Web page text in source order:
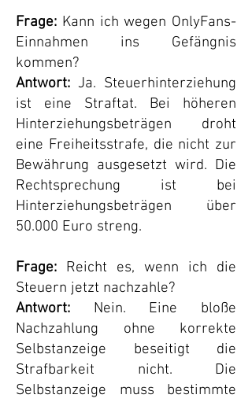
Frage: Kann ich wegen OnlyFans-
Einnahmen ins Gefängnis
kommen?
Antwort: Ja. Steuerhinterziehung
ist eine Straftat. Bei höheren
Hinterziehungsbeträgen droht
eine Freiheitsstrafe, die nicht zur
Bewährung ausgesetzt wird. Die
Rechtsprechung ist bei
Hinterziehungsbeträgen über
50.000 Euro streng.
Frage: Reicht es, wenn ich die
Steuern jetzt nachzahle?
Antwort: Nein. Eine bloße
Nachzahlung ohne korrekte
Selbstanzeige beseitigt die
Strafbarkeit nicht. Die
Selbstanzeige muss bestimmte